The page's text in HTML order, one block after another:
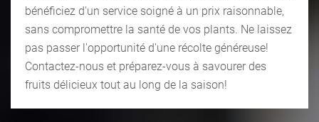
bénéficiez d'un service soigné à un prix raisonnable,
sans compromettre la santé de vos plants. Ne laissez
pas passer l'opportunité d'une récolte généreuse!
Contactez-nous et préparez-vous à savourer des
fruits délicieux tout au long de la saison!